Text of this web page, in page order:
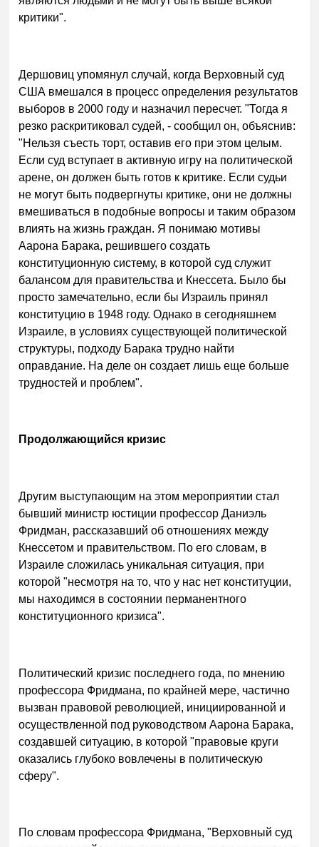
критики".
Дершовиц упомянул случай, когда Верховный суд
США вмешался в процесс определения результатов
выборов в 2000 году и назначил пересчет. "Тогда я
резко раскритиковал судей, - сообщил он, объяснив:
"Нельзя съесть торт, оставив его при этом целым.
Если суд вступает в активную игру на политической
арене, он должен быть готов к критике. Если судьи
не могут быть подвергнуты критике, они не должны
вмешиваться в подобные вопросы и таким образом
влиять на жизнь граждан. Я понимаю мотивы
Аарона Барака, решившего создать
конституционную систему, в которой суд служит
балансом для правительства и Кнессета. Было бы
просто замечательно, если бы Израиль принял
конституцию в 1948 году. Однако в сегодняшнем
Израиле, в условиях существующей политической
структуры, подходу Барака трудно найти
оправдание. На деле он создает лишь еще больше
трудностей и проблем".
Продолжающийся кризис
Другим выступающим на этом мероприятии стал
бывший министр юстиции профессор Даниэль
Фридман, рассказавший об отношениях между
Кнессетом и правительством. По его словам, в
Израиле сложилась уникальная ситуация, при
которой "несмотря на то, что у нас нет конституции,
мы находимся в состоянии перманентного
конституционного кризиса".
Политический кризис последнего года, по мнению
профессора Фридмана, по крайней мере, частично
вызван правовой революцией, инициированной и
осуществленной под руководством Аарона Барака,
создавшей ситуацию, в которой "правовые круги
оказались глубоко вовлечены в политическую
сферу".
По словам профессора Фридмана, "Верховный суд